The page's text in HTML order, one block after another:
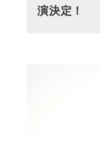
演決定！